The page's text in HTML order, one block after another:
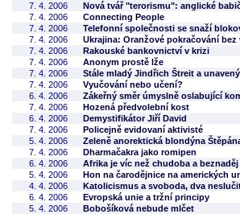
7. 4. 2006
Nová tvář "terorismu": anglické
7. 4. 2006
Connecting People
7. 4. 2006
Telefonní společnosti se snaží
7. 4. 2006
Ukrajina: Oranžové pokračování bez
7. 4. 2006
Rakouské bankovnictví v krizi
7. 4. 2006
Anonym prostě lže
7. 4. 2006
Stále mladý Jindřich Štreit a
7. 4. 2006
Vyučování nebo učení?
6. 4. 2006
Zákeřný směr úmyslně oslabující
7. 4. 2006
Hozená předvolební kost
6. 4. 2006
Demystifikátor Jiří David
7. 4. 2006
Policejně evidovaní aktivisté
5. 4. 2006
Zeleně anorektická blondýna
7. 4. 2006
Dharmačakra jako romipen
6. 4. 2006
Afrika je víc než chudoba a beznaděj
5. 4. 2006
Hon na čarodějnice na amerických
4. 4. 2006
Katolicismus a svoboda, dva
6. 4. 2006
Evropská unie a tržní principy
5. 4. 2006
Bobošíková nebude mlčet